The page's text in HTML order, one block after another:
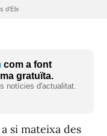
d'Elx
com a font
gratuïta.
notícies d'actualitat.
si mateixa des